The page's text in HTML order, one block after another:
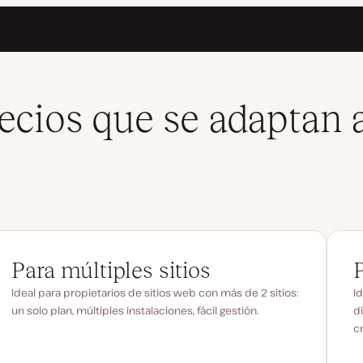
que se adaptan
Para múltiples sitios
Ideal para propietarios de sitios web con más de 2 sitios:
un solo plan, múltiples instalaciones, fácil gestión.